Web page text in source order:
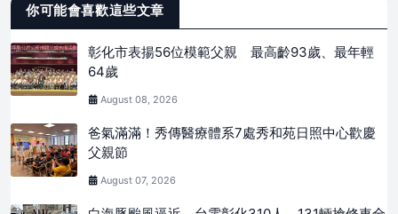
你可能會喜歡這些文章
彰化市表揚56位模範父親 最高齡93歲、最年輕
64歲
August 08, 2026
爸氣滿滿！秀傳醫療體系7處秀和苑日照中心歡慶
父親節
August 07, 2026